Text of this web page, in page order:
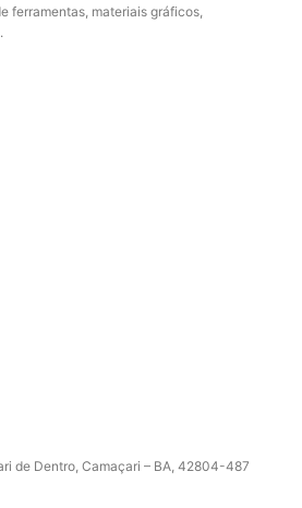
ferramentas, materiais gráficos,
de Dentro, Camaçari – BA, 42804-487